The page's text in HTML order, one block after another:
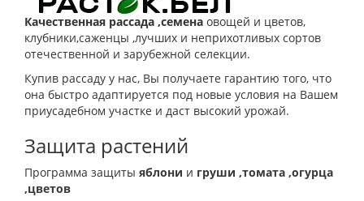
Качественная рассада ,семена овощей и цветов,
клубники,саженцы ,лучших и неприхотливых сортов
отечественной и зарубежной селекции.
Купив рассаду у нас, Вы получаете гарантию того, что
она быстро адаптируется под новые условия на Вашем
приусадебном участке и даст высокий урожай.
Защита растений
Программа защиты яблони и груши ,томата ,огурца
,цветов